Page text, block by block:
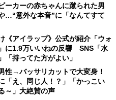
ーカーの赤ちゃんに蹴られた男
意外な本音”に「なんてすて
《アイラップ》公式が紹介「ウォ
に1.9万いいねの反響 SNS「水
「持ってた方がよい」
性→バッサリカットで大変身！
「え、同じ人！？」「かっこい
～」大絶賛の声